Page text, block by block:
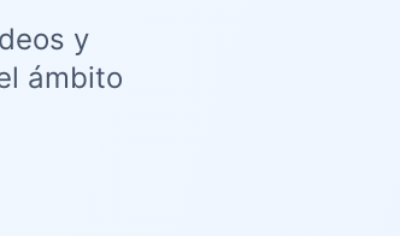
y
ámbito